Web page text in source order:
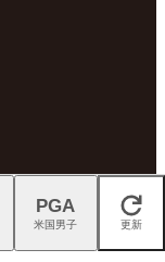
閉じる
PGA
米国男子 更新